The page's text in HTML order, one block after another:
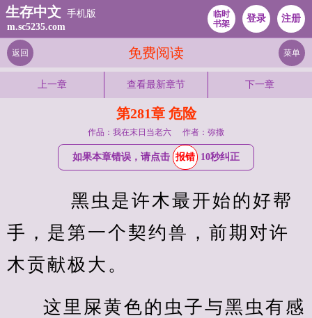
生存中文 手机版
m.sc5235.com
临时
书架
登录 注册
免费阅读
返回 菜单
上一章 查看最新章节 下一章
第281章 危险
作品：我在末日当老六 作者：弥撒
如果本章错误，请点击 报错 10秒纠正
手，是第一个契约兽，前期对许
木贡献极大。
这里屎黄色的虫子与黑虫有感